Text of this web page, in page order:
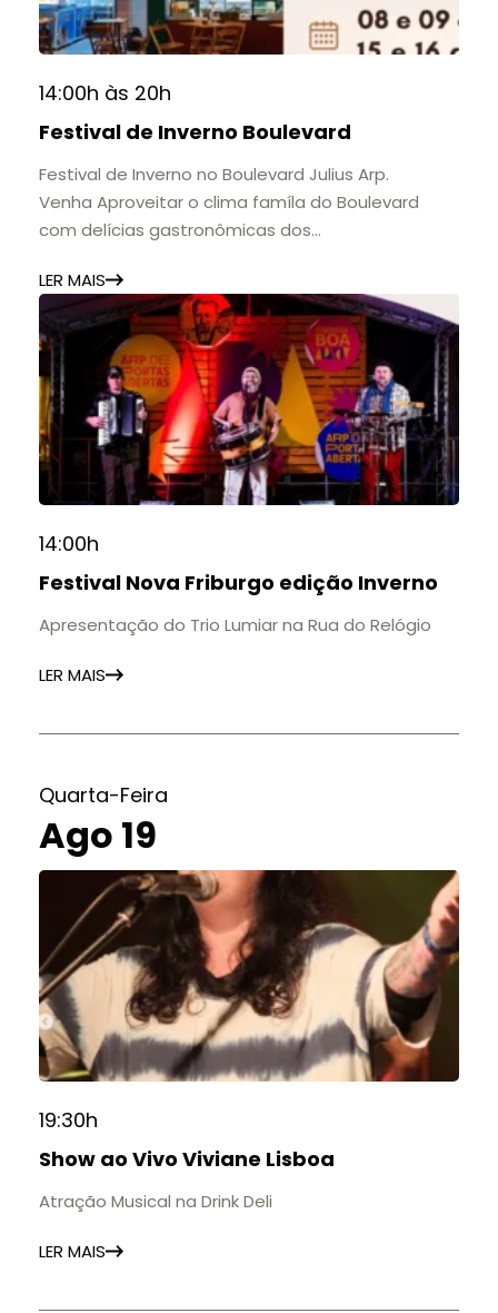
14:00h às 20h
Festival de Inverno Boulevard
Festival de Inverno no Boulevard Julius Arp.
Venha Aproveitar o clima famíla do Boulevard
com delícias gastronômicas dos
LER MAIS
14:00h
Festival Nova Friburgo edição Inverno
Apresentação do Trio Lumiar na Rua do Relógio
LER MAIS
Quarta-Feira
Ago 19
19:30h
Show ao Vivo Viviane Lisboa
Atração Musical na Drink Deli
LER MAIS